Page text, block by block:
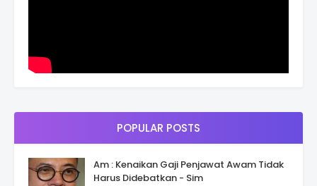
POPULAR POSTS
Am : Kenaikan Gaji Penjawat Awam Tidak
Harus Didebatkan - Sim